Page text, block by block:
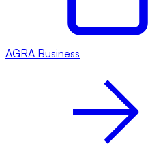
AGRA Business